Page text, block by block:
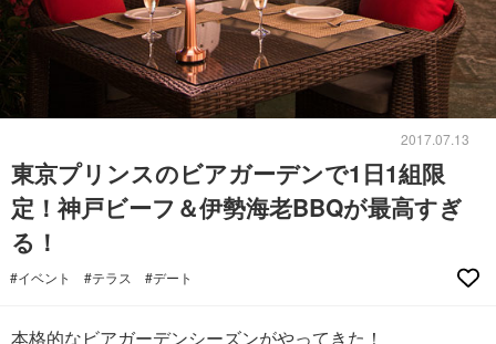
2017.07.13
東京プリンスのビアガーデンで1日1組限
定！神戸ビーフ＆伊勢海老BBQが最高すぎ
る！
#イベント #テラス #デート
本格的なビアガーデンシーズンがやってきた！